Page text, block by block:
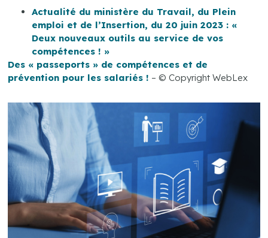
Actualité du ministère du Travail, du Plein
emploi et de l’Insertion, du 20 juin 2023 : «
Deux nouveaux outils au service de vos
compétences ! »
Des « passeports » de compétences et de
prévention pour les salariés ! – © Copyright WebLex